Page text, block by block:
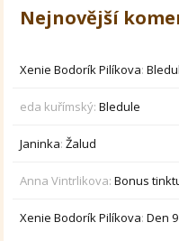
Nejnovější
Xenie Bodorík Pilíkova:
eda kuřímský:Bledule
Janinka:Žalud
Anna Vintrlikova:Bonus
Xenie Bodorík Pilíkova:Den